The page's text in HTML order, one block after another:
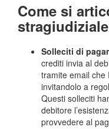
Come si
Solleciti di
crediti invia al
tramite email che
invitandolo a
Questi solleciti
debitore
provvedere al